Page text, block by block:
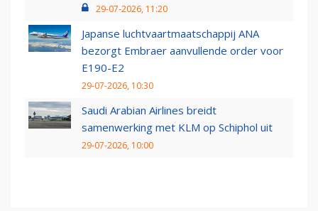
29-07-2026, 11:20
Japanse luchtvaartmaatschappij ANA
bezorgt Embraer aanvullende order voor
E190-E2
29-07-2026, 10:30
Saudi Arabian Airlines breidt
samenwerking met KLM op Schiphol uit
29-07-2026, 10:00